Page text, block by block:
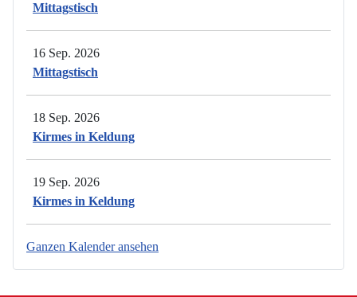
Mittagstisch
16 Sep. 2026
Mittagstisch
18 Sep. 2026
Kirmes in Keldung
19 Sep. 2026
Kirmes in Keldung
Ganzen Kalender ansehen